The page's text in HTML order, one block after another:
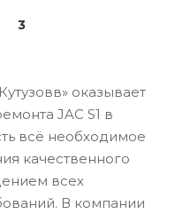
3
оказывает
JAC S1 в
всё необходимое
качественного
всех
В компании